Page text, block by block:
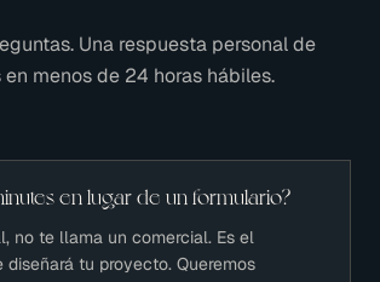
Una respuesta personal de
en menos de 24 horas hábiles.
en lugar de un formulario?
no te llama un comercial. Es el
diseñará tu proyecto. Queremos